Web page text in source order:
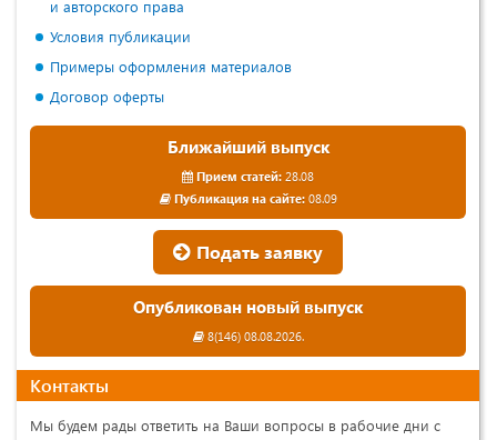
и авторского права
Условия публикации
Примеры оформления материалов
Договор оферты
Ближайший выпуск
Прием статей: 28.08
Публикация на сайте:08.09
Подать заявку
Опубликован новый выпуск
8(146) 08.08.2026.
Контакты
Мы будем рады ответить на Ваши вопросы в рабочие дни с